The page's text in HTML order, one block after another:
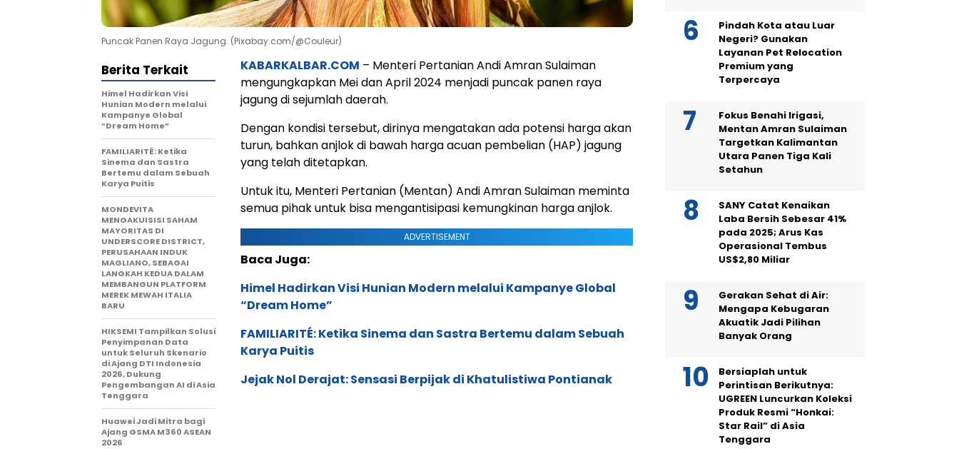
Puncak Panen Raya Jagung. (Pixabay.com/@Couleur)
KABARKALBAR.COM – Menteri Pertanian Andi Amran Sulaiman
mengungkapkan Mei dan April 2024 menjadi puncak panen raya
jagung di sejumlah daerah.
Dengan kondisi tersebut, dirinya mengatakan ada potensi harga akan
turun, bahkan anjlok di bawah harga acuan pembelian (HAP) jagung
yang telah ditetapkan.
Untuk itu, Menteri Pertanian (Mentan) Andi Amran Sulaiman meminta
semua pihak untuk bisa mengantisipasi kemungkinan harga anjlok.
ADVERTISEMENT
Baca Juga:
Himel Hadirkan Visi Hunian Modern melalui Kampanye Global
“Dream Home”
FAMILIARITÉ: Ketika Sinema dan Sastra Bertemu dalam Sebuah
Karya Puitis
Jejak Nol Derajat: Sensasi Berpijak di Khatulistiwa Pontianak
Berita Terkait
Himel Hadirkan Visi
Hunian Modern melalui
Kampanye Global
“Dream Home”
FAMILIARITÉ: Ketika
Sinema dan Sastra
Bertemu dalam Sebuah
Karya Puitis
MONDEVITA
MENGAKUISISI SAHAM
MAYORITAS DI
UNDERSCORE DISTRICT,
PERUSAHAAN INDUK
MAGLIANO, SEBAGAI
LANGKAH KEDUA DALAM
MEMBANGUN PLATFORM
MEREK MEWAH ITALIA
BARU
HIKSEMI Tampilkan Solusi
Penyimpanan Data
untuk Seluruh Skenario
di Ajang DTI Indonesia
2026, Dukung
Pengembangan AI di Asia
Tenggara
Huawei Jadi Mitra bagi
Ajang GSMA M360 ASEAN
2026
Pindah Kota atau Luar
Negeri? Gunakan
Layanan Pet Relocation
Premium yang
Terpercaya
Fokus Benahi Irigasi,
Mentan Amran Sulaiman
Targetkan Kalimantan
Utara Panen Tiga Kali
Setahun
SANY Catat Kenaikan
Laba Bersih Sebesar 41%
pada 2025; Arus Kas
Operasional Tembus
US$2,80 Miliar
Gerakan Sehat di Air:
Mengapa Kebugaran
Akuatik Jadi Pilihan
Banyak Orang
Bersiaplah untuk
Perintisan Berikutnya:
UGREEN Luncurkan Koleksi
Produk Resmi “Honkai:
Star Rail” di Asia
Tenggara